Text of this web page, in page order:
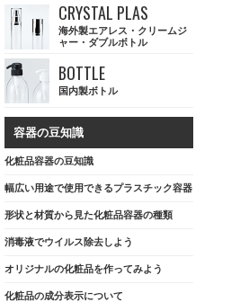
CRYSTAL PLAS
海外製エアレス・クリームジ
ャー・ダブルボトル
BOTTLE
国内製ボトル
容器の豆知識
化粧品容器の豆知識
幅広い用途で使用できるプラスチック容器
形状と材質から見た化粧品容器の種類
消毒液でウイルス除去しよう
オリジナルの化粧品を作ってみよう
化粧品の成分表示について